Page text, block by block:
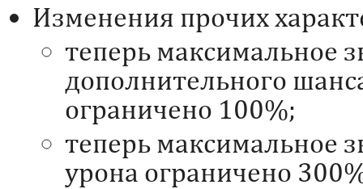
Изменения прочих
теперь максимальное
дополнительного
ограничено 100%;
теперь максимальное
урона ограничено